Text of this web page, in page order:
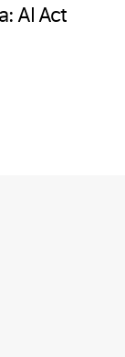
AI Act